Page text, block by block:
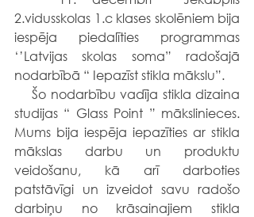
2.vidusskolas 1.c klases skolēniem bija
iespēja piedalīties programmas
‘’Latvijas skolas soma” radošajā
nodarbībā “ Iepazīst stikla mākslu”.
Šo nodarbību vadīja stikla dizaina
studijas “ Glass Point ” mākslinieces.
Mums bija iespēja iepazīties ar stikla
mākslas darbu un produktu
veidošanu, kā arī darboties
patstāvīgi un izveidot savu radošo
darbiņu no krāsainajiem stikla